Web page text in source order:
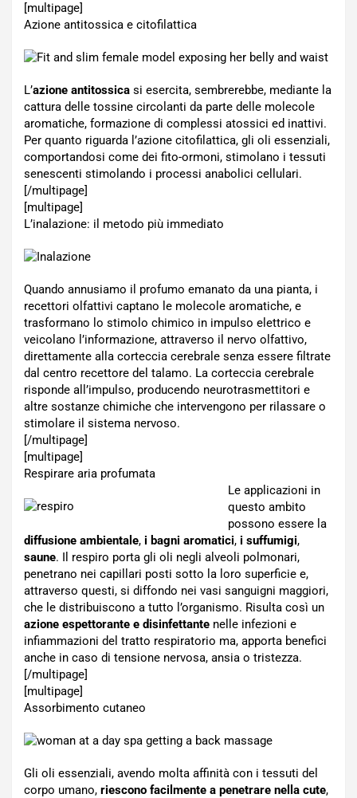
[multipage]
Azione antitossica e citofilattica
L’azione antitossica si esercita, sembrerebbe, mediante la
cattura delle tossine circolanti da parte delle molecole
aromatiche, formazione di complessi atossici ed inattivi.
Per quanto riguarda l’azione citofilattica, gli oli essenziali,
comportandosi come dei fito-ormoni, stimolano i tessuti
senescenti stimolando i processi anabolici cellulari.
[/multipage]
[multipage]
L’inalazione: il metodo più immediato
Quando annusiamo il profumo emanato da una pianta, i
recettori olfattivi captano le molecole aromatiche, e
trasformano lo stimolo chimico in impulso elettrico e
veicolano l’informazione, attraverso il nervo olfattivo,
direttamente alla corteccia cerebrale senza essere filtrate
dal centro recettore del talamo. La corteccia cerebrale
risponde all’impulso, producendo neurotrasmettitori e
altre sostanze chimiche che intervengono per rilassare o
stimolare il sistema nervoso.
[/multipage]
[multipage]
Respirare aria profumata
Le applicazioni in
questo ambito
possono essere la
diffusione ambientale, i bagni aromatici, i suffumigi,
saune. Il respiro porta gli oli negli alveoli polmonari,
penetrano nei capillari posti sotto la loro superficie e,
attraverso questi, si diffondo nei vasi sanguigni maggiori,
che le distribuiscono a tutto l’organismo. Risulta così un
azione espettorante e disinfettante nelle infezioni e
infiammazioni del tratto respiratorio ma, apporta benefici
anche in caso di tensione nervosa, ansia o tristezza.
[/multipage]
[multipage]
Assorbimento cutaneo
Gli oli essenziali, avendo molta affinità con i tessuti del
corpo umano, riescono facilmente a penetrare nella cute,